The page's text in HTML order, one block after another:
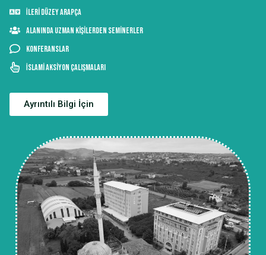
İleri Düzey Arapça
Alanında Uzman Kişilerden Seminerler
Konferanslar
İslami Aksiyon Çalışmaları
Ayrıntılı Bilgi İçin